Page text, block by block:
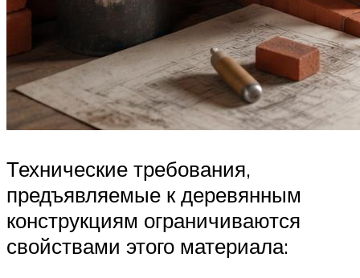
Технические требования,
предъявляемые к деревянным
конструкциям ограничиваются
свойствами этого материала: